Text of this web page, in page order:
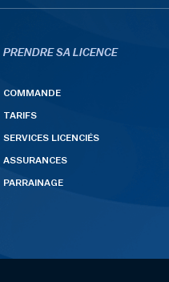
PRENDRE SA LICENCE
COMMANDE
TARIFS
SERVICES LICENCIÉS
ASSURANCES
PARRAINAGE